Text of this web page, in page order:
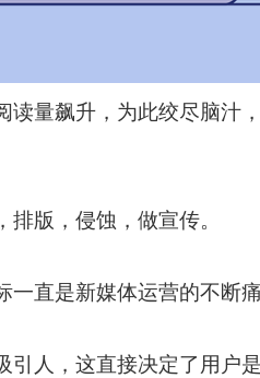
读量飙升，为此绞尽脑汁
版，侵蚀，做宣传。
直是新媒体运营的不断痛
引人，这直接决定了用户